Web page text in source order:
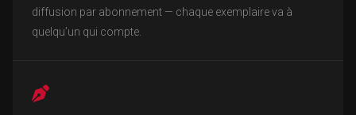
diffusion par abonnement — chaque exemplaire va à
quelqu’un qui compte.